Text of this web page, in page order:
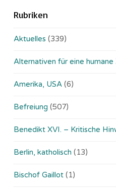
Rubriken
Aktuelles (339)
Alternativen für eine
Amerika, USA (6)
Befreiung (507)
Benedikt XVI. – Kritische
Berlin, katholisch (13)
Bischof Gaillot (1)